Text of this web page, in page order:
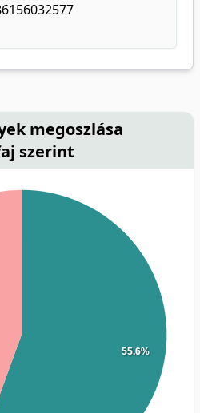
megoszlása
szerint
55.6%